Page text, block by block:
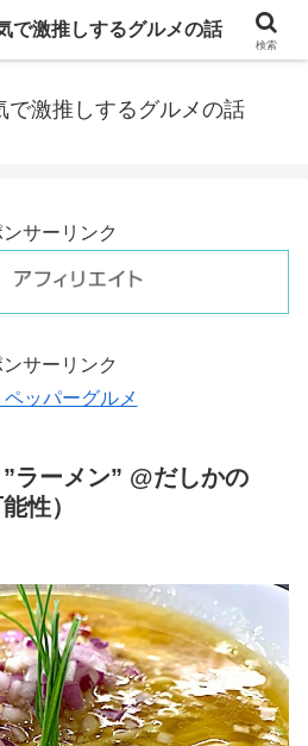
アラフォーおじさんが「関西」で実際食べ
で激推しするグルメの話
ンサーリンク
ンサーリンク
ペッパーグルメ
”ラーメン” @だしかの
性）
で激推しするグルメの話
検索